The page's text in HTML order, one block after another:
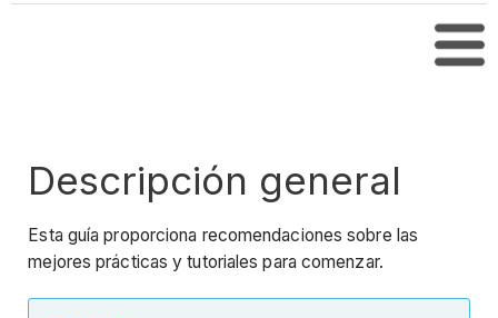
Descripción general
Esta guía proporciona recomendaciones sobre las
mejores prácticas y tutoriales para comenzar.